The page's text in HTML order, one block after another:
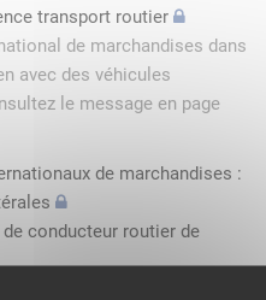
transport routier
de marchandises dans
avec des véhicules
le message en page
de marchandises :
conducteur routier de